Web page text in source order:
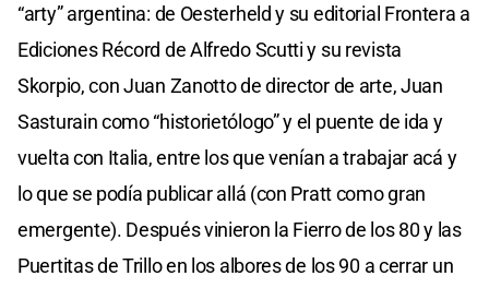
“arty” argentina: de Oesterheld y su editorial Frontera a
Ediciones Récord de Alfredo Scutti y su revista
Skorpio, con Juan Zanotto de director de arte, Juan
Sasturain como “historietólogo” y el puente de ida y
vuelta con Italia, entre los que venían a trabajar acá y
lo que se podía publicar allá (con Pratt como gran
emergente). Después vinieron la Fierro de los 80 y las
Puertitas de Trillo en los albores de los 90 a cerrar un